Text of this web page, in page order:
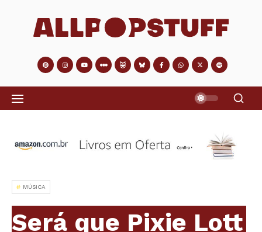
MÚSICA
Será que Pixie Lott